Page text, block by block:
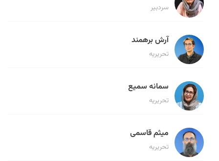
سردبیر
آرش برهمند
تحریریه
سمانه سمیع
تحریریه
میثم قاسمی
تحریریه